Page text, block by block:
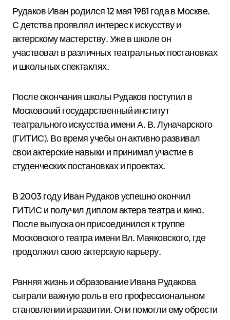
Рудаков Иван родился 12 мая 1981 года в Москве.
С детства проявлял интерес к искусству и
актерскому мастерству. Уже в школе он
участвовал в различных театральных постановках
и школьных спектаклях.
После окончания школы Рудаков поступил в
Московский государственный институт
театрального искусства имени А. В. Луначарского
(ГИТИС). Во время учебы он активно развивал
свои актерские навыки и принимал участие в
студенческих постановках и проектах.
В 2003 году Иван Рудаков успешно окончил
ГИТИС и получил диплом актера театра и кино.
После выпуска он присоединился к труппе
Московского театра имени Вл. Маяковского, где
продолжил свою актерскую карьеру.
Ранняя жизнь и образование Ивана Рудакова
сыграли важную роль в его профессиональном
становлении и развитии. Они помогли ему обрести